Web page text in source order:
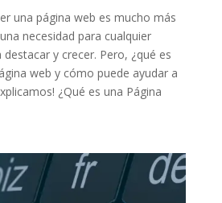
una página web es mucho más
necesidad para cualquier
y crecer. Pero, ¿qué es
web y cómo puede ayudar a
¿Qué es una Página